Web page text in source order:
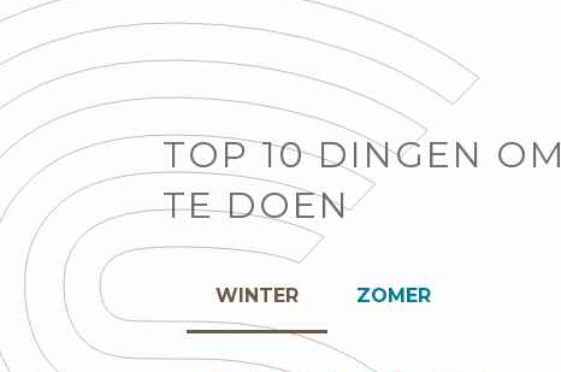
TOP 10 DINGEN OM
TE DOEN
WINTER ZOMER